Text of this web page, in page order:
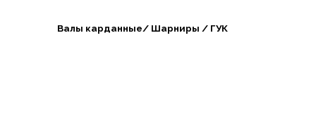
Валы карданные/ Шарниры / ГУК